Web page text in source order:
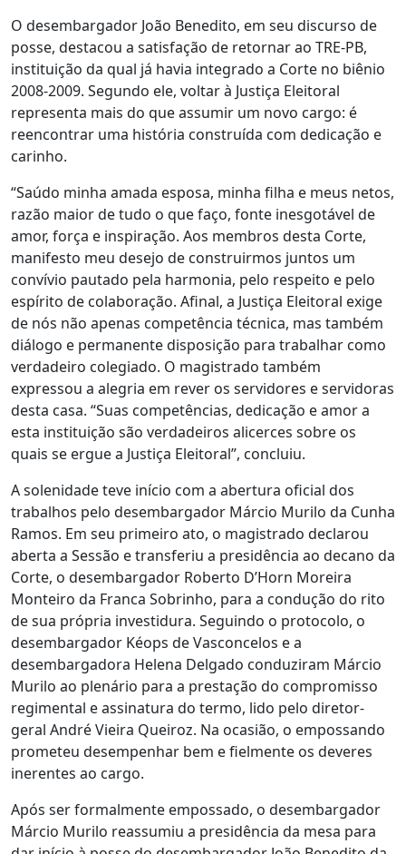
O desembargador João Benedito, em seu discurso de
posse, destacou a satisfação de retornar ao TRE-PB,
instituição da qual já havia integrado a Corte no biênio
2008-2009. Segundo ele, voltar à Justiça Eleitoral
representa mais do que assumir um novo cargo: é
reencontrar uma história construída com dedicação e
carinho.
“Saúdo minha amada esposa, minha filha e meus netos,
razão maior de tudo o que faço, fonte inesgotável de
amor, força e inspiração. Aos membros desta Corte,
manifesto meu desejo de construirmos juntos um
convívio pautado pela harmonia, pelo respeito e pelo
espírito de colaboração. Afinal, a Justiça Eleitoral exige
de nós não apenas competência técnica, mas também
diálogo e permanente disposição para trabalhar como
verdadeiro colegiado. O magistrado também
expressou a alegria em rever os servidores e servidoras
desta casa. “Suas competências, dedicação e amor a
esta instituição são verdadeiros alicerces sobre os
quais se ergue a Justiça Eleitoral”, concluiu.
A solenidade teve início com a abertura oficial dos
trabalhos pelo desembargador Márcio Murilo da Cunha
Ramos. Em seu primeiro ato, o magistrado declarou
aberta a Sessão e transferiu a presidência ao decano da
Corte, o desembargador Roberto D’Horn Moreira
Monteiro da Franca Sobrinho, para a condução do rito
de sua própria investidura. Seguindo o protocolo, o
desembargador Kéops de Vasconcelos e a
desembargadora Helena Delgado conduziram Márcio
Murilo ao plenário para a prestação do compromisso
regimental e assinatura do termo, lido pelo diretor-
geral André Vieira Queiroz. Na ocasião, o empossando
prometeu desempenhar bem e fielmente os deveres
inerentes ao cargo.
Após ser formalmente empossado, o desembargador
Márcio Murilo reassumiu a presidência da mesa para